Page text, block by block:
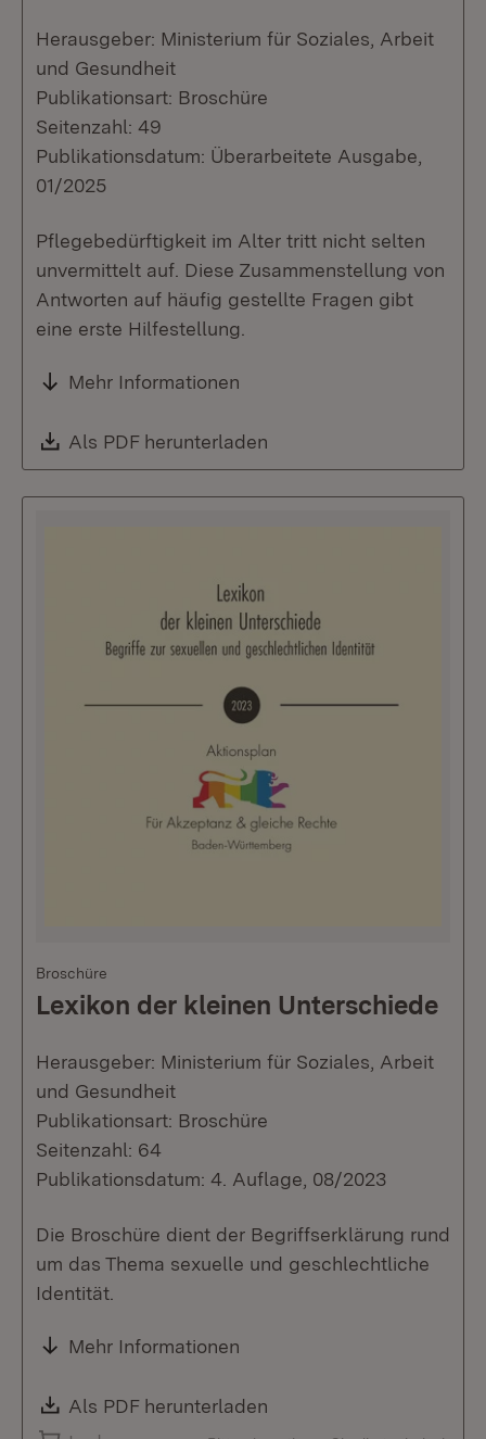
Herausgeber: Ministerium für Soziales, Arbeit
und Gesundheit
Publikationsart: Broschüre
Seitenzahl: 49
Publikationsdatum: Überarbeitete Ausgabe,
01/2025
Pflegebedürftigkeit im Alter tritt nicht selten
unvermittelt auf. Diese Zusammenstellung von
Antworten auf häufig gestellte Fragen gibt
eine erste Hilfestellung.
Mehr Informationen
Download:
Als PDF herunterladen
Broschüre
Lexikon der kleinen Unterschiede
Herausgeber: Ministerium für Soziales, Arbeit
und Gesundheit
Publikationsart: Broschüre
Seitenzahl: 64
Publikationsdatum: 4. Auflage, 08/2023
Die Broschüre dient der Begriffserklärung rund
um das Thema sexuelle und geschlechtliche
Identität.
Mehr Informationen
Download:
Als PDF herunterladen